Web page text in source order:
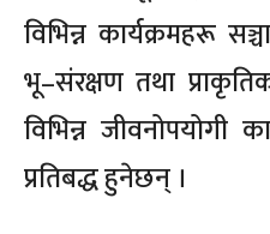
विभिन्न कार्यक्रमहरू
भू–संरक्षण तथा
विभिन्न जीवनोपयोगी
प्रतिबद्ध हुनेछन् ।